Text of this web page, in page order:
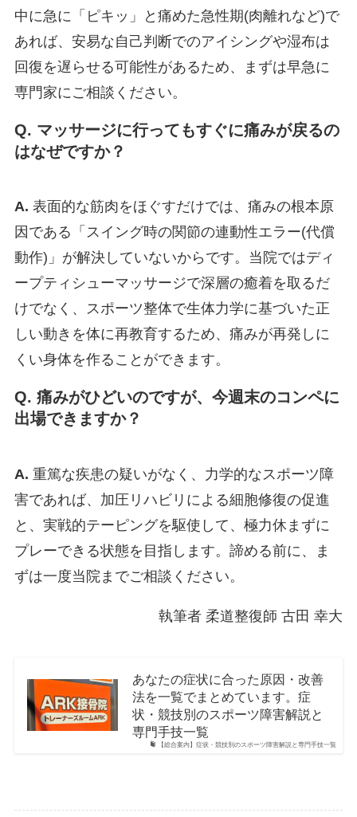
中に急に「ピキッ」と痛めた急性期(肉離れなど)で
あれば、安易な自己判断でのアイシングや湿布は
回復を遅らせる可能性があるため、まずは早急に
専門家にご相談ください。
Q. マッサージに行ってもすぐに痛みが戻るの
はなぜですか？
A. 表面的な筋肉をほぐすだけでは、痛みの根本原
因である「スイング時の関節の連動性エラー(代償
動作)」が解決していないからです。当院ではディ
ープティシューマッサージで深層の癒着を取るだ
けでなく、スポーツ整体で生体力学に基づいた正
しい動きを体に再教育するため、痛みが再発しに
くい身体を作ることができます。
Q. 痛みがひどいのですが、今週末のコンペに
出場できますか？
A. 重篤な疾患の疑いがなく、力学的なスポーツ障
害であれば、加圧リハビリによる細胞修復の促進
と、実戦的テーピングを駆使して、極力休まずに
プレーできる状態を目指します。諦める前に、ま
ずは一度当院までご相談ください。
執筆者 柔道整復師 古田 幸大
【総合案内】症状・競技別のスポーツ障害解説と専門手技一覧
あなたの症状に合った原因・改善
法を一覧でまとめています。症
状・競技別のスポーツ障害解説と
専門手技一覧